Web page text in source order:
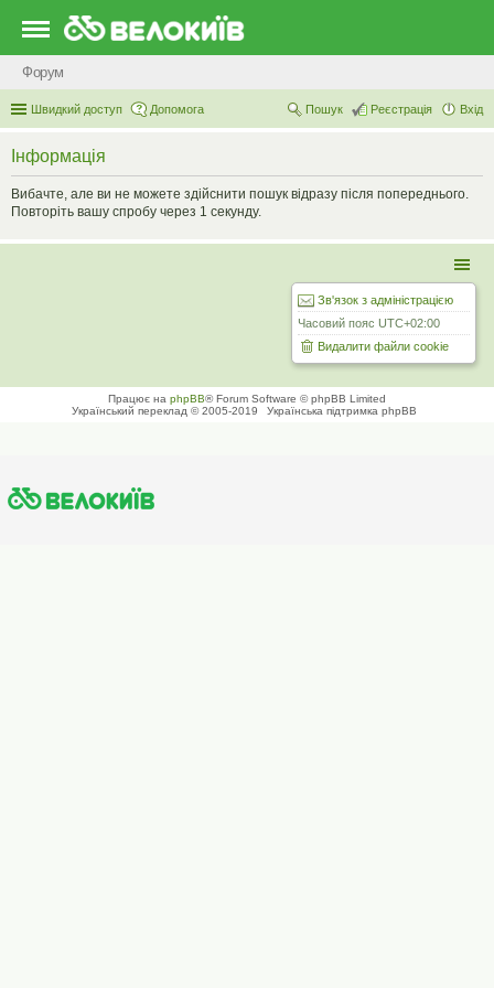
Форум
Швидкий доступ Допомога Вхід
Реєстрація
Пошук
Інформація
Вибачте, але ви не можете здійснити пошук відразу після попереднього.
Повторіть вашу спробу через 1 секунду.
Зв'язок з адміністрацією
Часовий пояс UTC+02:00
Видалити файли cookie
Працює на phpBB® Forum Software © phpBB Limited
Український переклад © 2005-2019
Українська підтримка phpBB